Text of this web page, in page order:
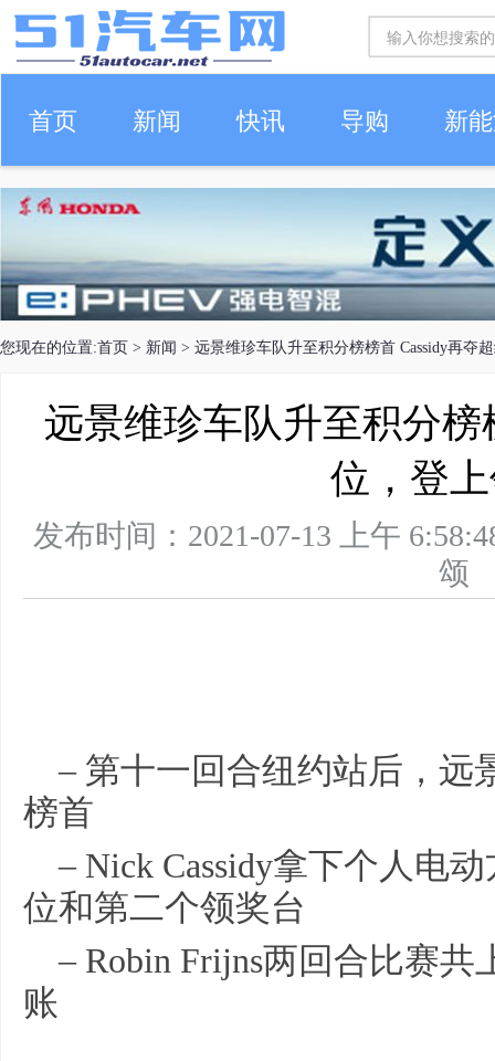
首页 新闻 快讯 导购 新
车生活
您现在的位置:首页 > 新闻 > 远景维珍车队升至积分榜榜首 Cassidy再夺
远景维珍车队升至积分榜
位，登
发布时间：2021-07-13 上午
– 第十一回合纽约站后，远
榜首
– Nick Cassidy拿下个人电
位和第二个领奖台
– Robin Frijns两回合比赛
账